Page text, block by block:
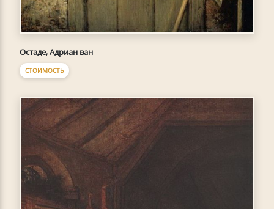
Остаде, Адриан ван
СТОИМОСТЬ